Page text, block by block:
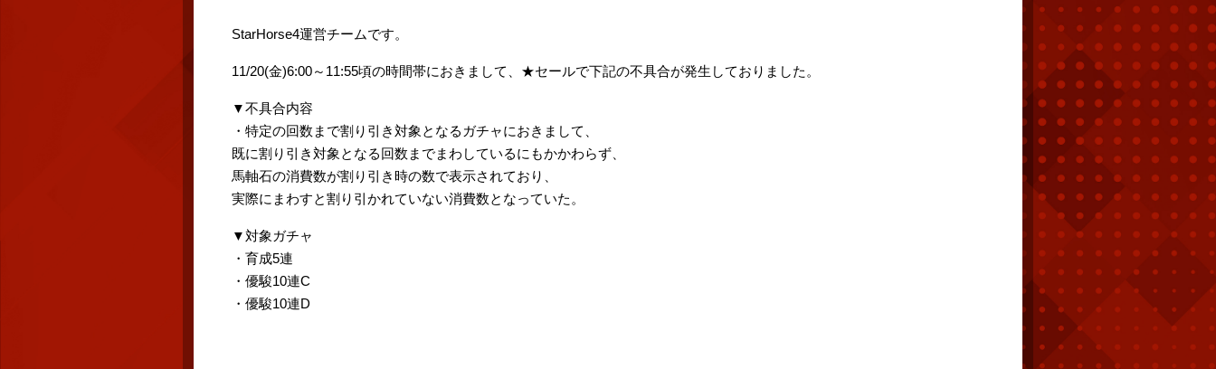
StarHorse4運営チームです。
11/20(金)6:00～11:55頃の時間帯におきまして、★セールで下記の不具合が発生しておりました。
▼不具合内容
・特定の回数まで割り引き対象となるガチャにおきまして、
既に割り引き対象となる回数までまわしているにもかかわらず、
馬軸石の消費数が割り引き時の数で表示されており、
実際にまわすと割り引かれていない消費数となっていた。
▼対象ガチャ
・育成5連
・優駿10連C
・優駿10連D